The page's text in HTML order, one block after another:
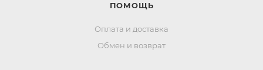
ПОМОЩЬ
Оплата и доставка
Обмен и возврат